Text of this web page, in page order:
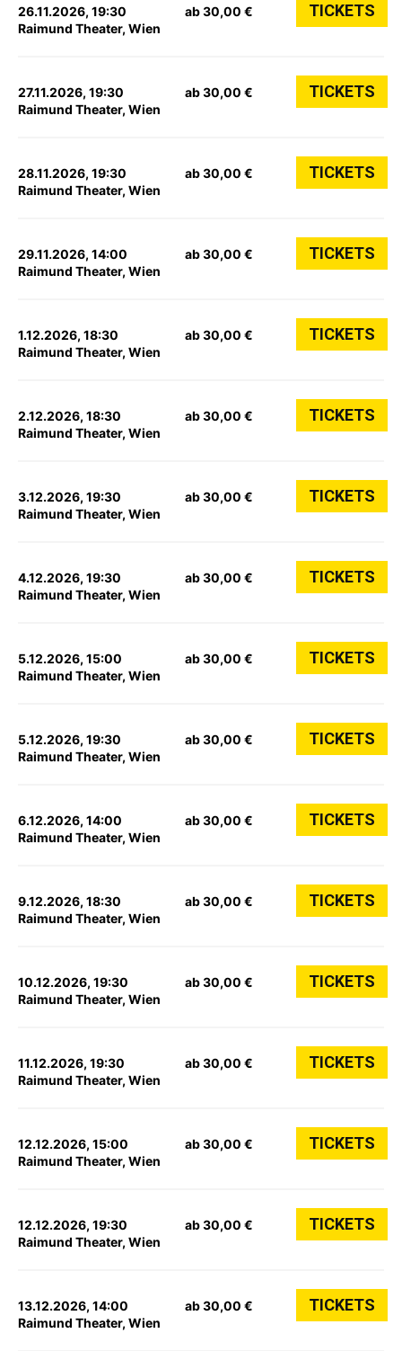
26.11.2026, 19:30
Raimund Theater, Wien
ab 30,00 € TICKETS
27.11.2026, 19:30
Raimund Theater, Wien
ab 30,00 € TICKETS
28.11.2026, 19:30
Raimund Theater, Wien
ab 30,00 € TICKETS
29.11.2026, 14:00
Raimund Theater, Wien
ab 30,00 € TICKETS
1.12.2026, 18:30
Raimund Theater, Wien
ab 30,00 € TICKETS
2.12.2026, 18:30
Raimund Theater, Wien
ab 30,00 € TICKETS
3.12.2026, 19:30
Raimund Theater, Wien
ab 30,00 € TICKETS
4.12.2026, 19:30
Raimund Theater, Wien
ab 30,00 € TICKETS
5.12.2026, 15:00
Raimund Theater, Wien
ab 30,00 € TICKETS
5.12.2026, 19:30
Raimund Theater, Wien
ab 30,00 € TICKETS
6.12.2026, 14:00
Raimund Theater, Wien
ab 30,00 € TICKETS
9.12.2026, 18:30
Raimund Theater, Wien
ab 30,00 € TICKETS
10.12.2026, 19:30
Raimund Theater, Wien
ab 30,00 € TICKETS
11.12.2026, 19:30
Raimund Theater, Wien
ab 30,00 € TICKETS
12.12.2026, 15:00
Raimund Theater, Wien
ab 30,00 € TICKETS
12.12.2026, 19:30
Raimund Theater, Wien
ab 30,00 € TICKETS
13.12.2026, 14:00
Raimund Theater, Wien
ab 30,00 € TICKETS